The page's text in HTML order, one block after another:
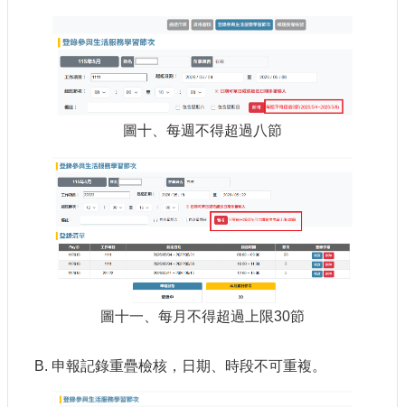
圖十、每週不得超過八節
圖十一、每月不得超過上限30節
申報記錄重疊檢核，日期、時段不可重複。